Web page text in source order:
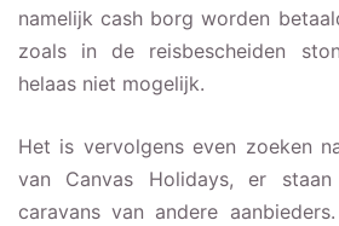
namelijk cash borg worden
zoals in de reisbescheiden
helaas niet mogelijk.
Het is vervolgens even zoeken
van Canvas Holidays, er
caravans van andere